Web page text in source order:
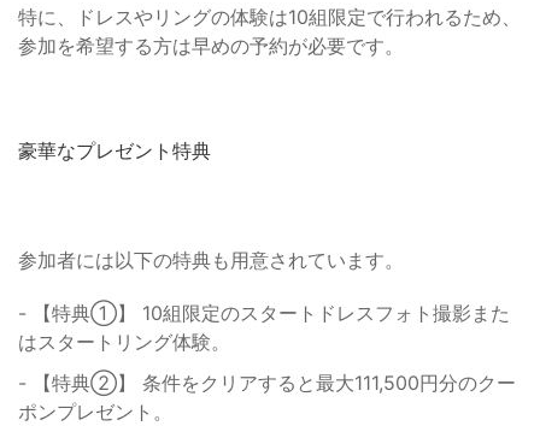
特に、ドレスやリングの体験は10組限定で行われるため、
参加を希望する方は早めの予約が必要です。
豪華なプレゼント特典
参加者には以下の特典も用意されています。
- 【特典①】 10組限定のスタートドレスフォト撮影また
はスタートリング体験。
- 【特典②】 条件をクリアすると最大111,500円分のクー
ポンプレゼント。